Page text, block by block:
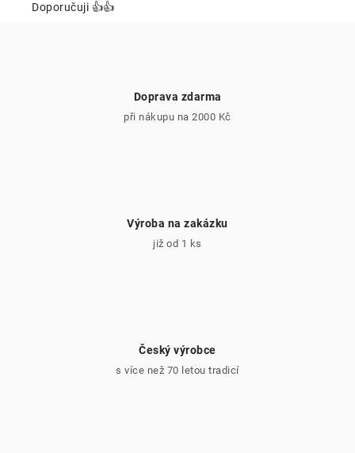
Doporučuji 👍👍
Doprava zdarma
při nákupu na 2000 Kč
Výroba na zakázku
již od 1 ks
Český výrobce
s více než 70 letou tradicí